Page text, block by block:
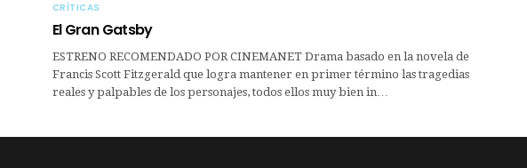
CRÍTICAS
El Gran Gatsby
ESTRENO RECOMENDADO POR CINEMANET Drama basado en la novela de
Francis Scott Fitzgerald que logra mantener en primer término las tragedias
reales y palpables de los personajes, todos ellos muy bien in…